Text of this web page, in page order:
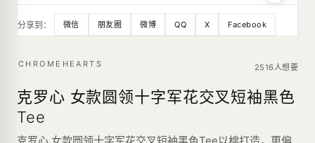
分享到： 微信 朋友圈 微博 QQ X Facebook
CHROMEHEARTS 2516人想要
克罗心 女款圆领十字军花交叉短袖黑色
Tee